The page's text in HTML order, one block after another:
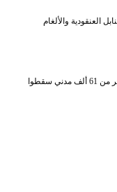
العنقودية والألغام
أكثر من 61 ألف مدني سقطوا